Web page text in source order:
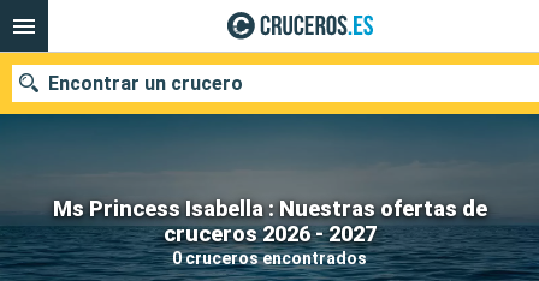
Ms Princess Isabella : Nuestras ofertas de
cruceros 2026 - 2027
0 cruceros encontrados
Encontrar un crucero
Nuestros destinos
Fecha de salida